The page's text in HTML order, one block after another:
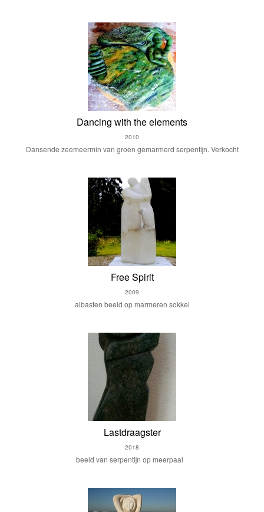
Dancing with the elements
2010
Dansende zeemeermin van groen gemarmerd serpentijn. Verkocht
Free Spirit
2009
albasten beeld op marmeren sokkel
Lastdraagster
2018
beeld van serpentijn op meerpaal